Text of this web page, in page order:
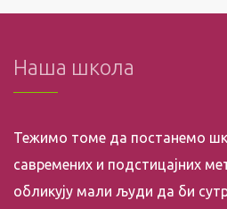
Наша школа
Тежимо томе да постанемо
савремених и подстицајних
обликују мали људи да би